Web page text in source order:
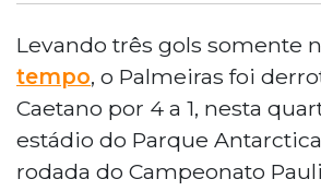
Levando três gols somente
tempo, o Palmeiras foi
Caetano por 4 a 1, nesta
estádio do Parque
rodada do Campeonato